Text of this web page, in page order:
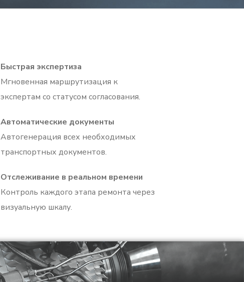
Быстрая экспертиза
Мгновенная маршрутизация к
экспертам со статусом согласования.
Автоматические документы
Автогенерация всех необходимых
транспортных документов.
Отслеживание в реальном времени
Контроль каждого этапа ремонта через
визуальную шкалу.